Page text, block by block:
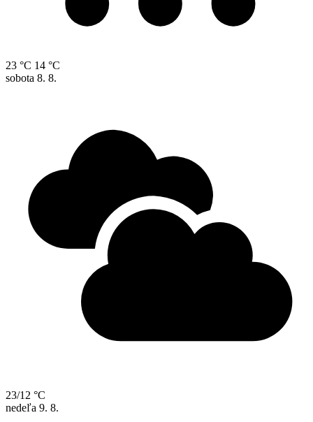
23 °C 14 °C
sobota 8. 8.
23/12 °C
nedeľa 9. 8.